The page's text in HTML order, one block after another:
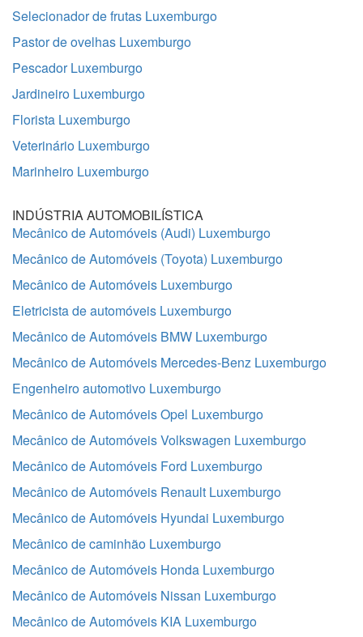
Selecionador de frutas Luxemburgo
Pastor de ovelhas Luxemburgo
Pescador Luxemburgo
Jardineiro Luxemburgo
Florista Luxemburgo
Veterinário Luxemburgo
Marinheiro Luxemburgo
INDÚSTRIA AUTOMOBILÍSTICA
Mecânico de Automóveis (Audi) Luxemburgo
Mecânico de Automóveis (Toyota) Luxemburgo
Mecânico de Automóveis Luxemburgo
Eletricista de automóveis Luxemburgo
Mecânico de Automóveis BMW Luxemburgo
Mecânico de Automóveis Mercedes-Benz Luxemburgo
Engenheiro automotivo Luxemburgo
Mecânico de Automóveis Opel Luxemburgo
Mecânico de Automóveis Volkswagen Luxemburgo
Mecânico de Automóveis Ford Luxemburgo
Mecânico de Automóveis Renault Luxemburgo
Mecânico de Automóveis Hyundai Luxemburgo
Mecânico de caminhão Luxemburgo
Mecânico de Automóveis Honda Luxemburgo
Mecânico de Automóveis Nissan Luxemburgo
Mecânico de Automóveis KIA Luxemburgo